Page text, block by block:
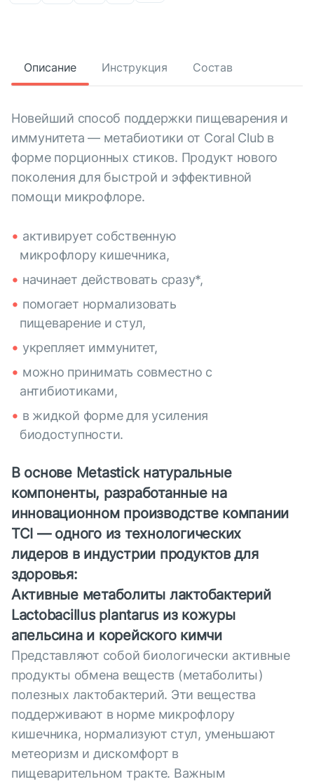
Описание Инструкция Состав
Новейший способ поддержки пищеварения и
иммунитета — метабиотики от Coral Club в
форме порционных стиков. Продукт нового
поколения для быстрой и эффективной
помощи микрофлоре.
активирует собственную
микрофлору кишечника,
начинает действовать сразу*,
помогает нормализовать
пищеварение и стул,
укрепляет иммунитет,
можно принимать совместно с
антибиотиками,
в жидкой форме для усиления
биодоступности.
В основе Metastick натуральные
компоненты, разработанные на
инновационном производстве компании
TCI — одного из технологических
лидеров в индустрии продуктов для
здоровья:
Активные метаболиты лактобактерий
Lactobacillus plantarus из кожуры
апельсина и корейского кимчи
Представляют собой биологически активные
продукты обмена веществ (метаболиты)
полезных лактобактерий. Эти вещества
поддерживают в норме микрофлору
кишечника, нормализуют стул, уменьшают
метеоризм и дискомфорт в
пищеварительном тракте. Важным